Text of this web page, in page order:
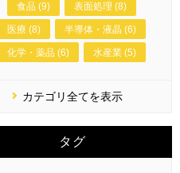
食品 (9) 表面処理 (8)
医療 (8) 半導体・液晶 (6)
化学・薬品 (6) 水産業 (5)
カテゴリ全てを表示
タグ